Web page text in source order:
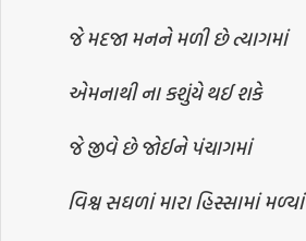
જે મદજા મનને મળી છે ત્યાગમાં
એમનાથી ના કશુંયે થઈ શકે
જે જીવે છે જોઈને પંચાગમાં
વિશ્વ સઘળાં મારા હિસ્સામાં મળ્યાં